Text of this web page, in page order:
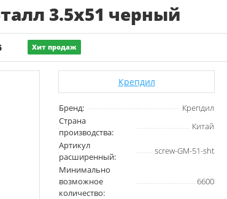
3.5х51 черный
Хит продаж
Крепдил
Бренд:
Крепдил
Страна
производства:
Китай
Артикул
расширенный:
screw-GM-51-sht
Минимально
возможное
количество:
6600